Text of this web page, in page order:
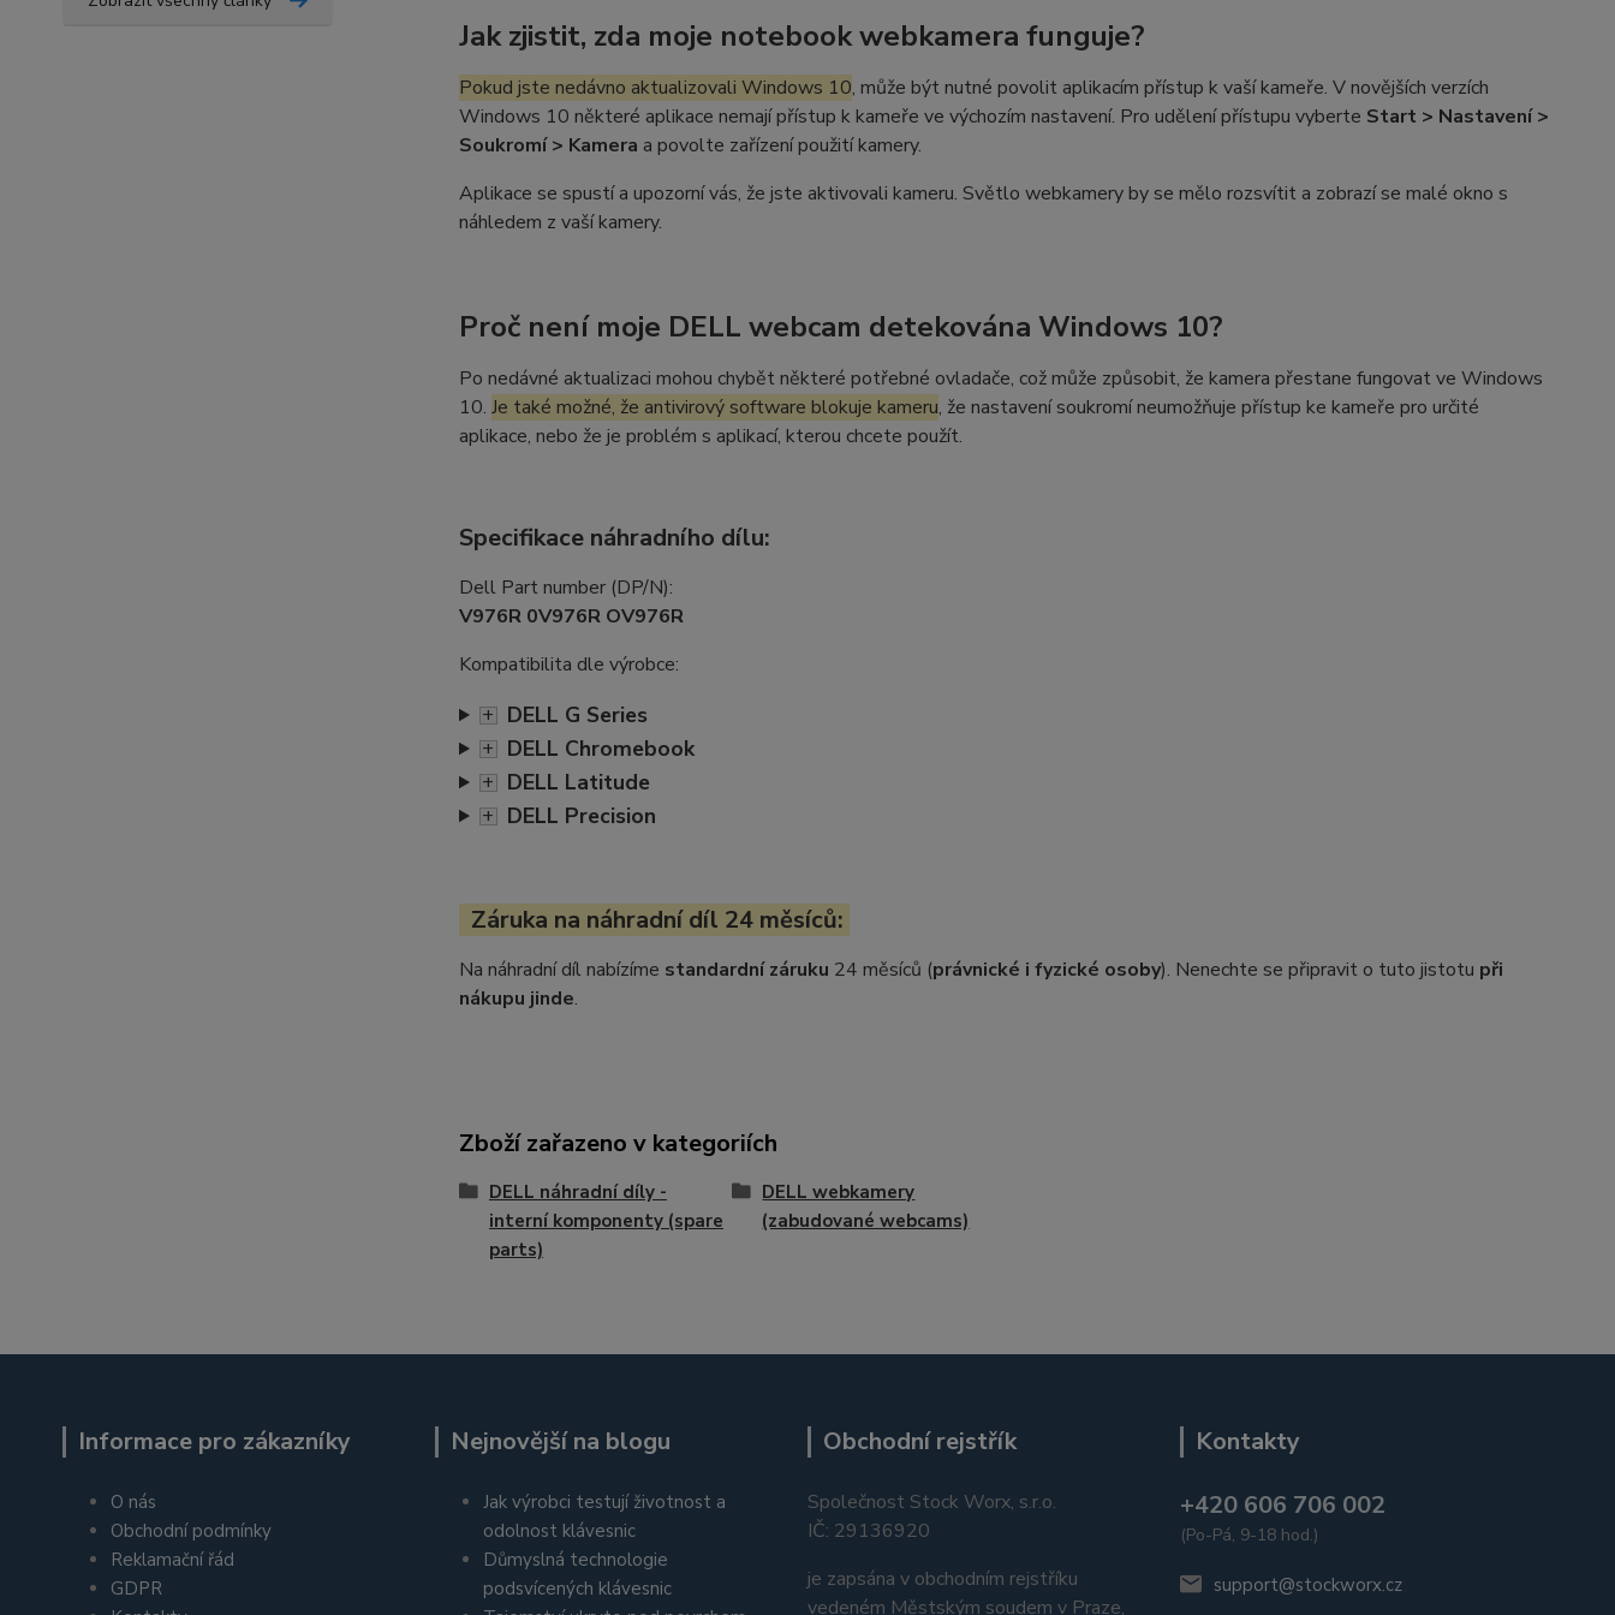
Jak zjistit, zda moje notebook webkamera funguje?
Pokud jste nedávno aktualizovali Windows 10, může být nutné povolit aplikacím přístup k vaší kameře. V novějších verzích
Windows 10 některé aplikace nemají přístup k kameře ve výchozím nastavení. Pro udělení přístupu vyberte Start > Nastavení >
Soukromí > Kamera a povolte zařízení použití kamery.
Aplikace se spustí a upozorní vás, že jste aktivovali kameru. Světlo webkamery by se mělo rozsvítit a zobrazí se malé okno s
náhledem z vaší kamery.
Proč není moje DELL webcam detekována Windows 10?
Po nedávné aktualizaci mohou chybět některé potřebné ovladače, což může způsobit, že kamera přestane fungovat ve Windows
10. Je také možné, že antivirový software blokuje kameru, že nastavení soukromí neumožňuje přístup ke kameře pro určité
aplikace, nebo že je problém s aplikací, kterou chcete použít.
Specifikace náhradního dílu:
Dell Part number (DP/N):
V976R 0V976R OV976R
Kompatibilita dle výrobce:
+ DELL G Series
+ DELL Chromebook
+ DELL Latitude
+ DELL Precision
Záruka na náhradní díl 24 měsíců:
Na náhradní díl nabízíme standardní záruku 24 měsíců (právnické i fyzické osoby). Nenechte se připravit o tuto jistotu při
nákupu jinde.
Zboží zařazeno v kategoriích
DELL náhradní díly -
interní komponenty (spare
parts)
DELL webkamery
(zabudované webcams)
Informace pro zákazníky
O nás
Obchodní podmínky
Reklamační řád
GDPR
Nejnovější na blogu
Jak výrobci testují životnost a
odolnost klávesnic
Důmyslná technologie
podsvícených klávesnic
Obchodní rejstřík
Společnost Stock Worx, s.r.o.
IČ: 29136920
je zapsána v obchodním rejstříku
vedeném Městským soudem v Praze,
Kontakty
+420 606 706 002
(Po-Pá, 9-18 hod.)
support@stockworx.cz